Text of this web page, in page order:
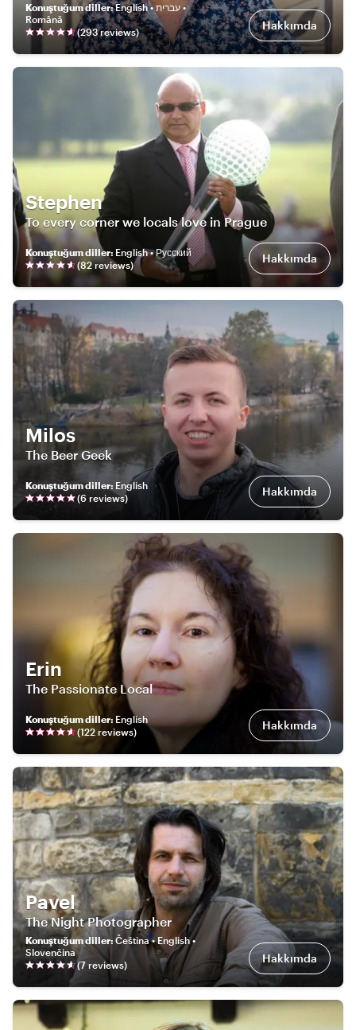
Konuştuğum diller:English • עברית •
Română
(293reviews) Hakkımda
Stephen
To every corner we locals love in Prague
Konuştuğum diller: English • Русский
(82reviews) Hakkımda
Milos
The Beer Geek
Konuştuğum diller: English
(6 reviews) Hakkımda
Erin
The Passionate Local
Konuştuğum diller: English
(122 reviews) Hakkımda
Pavel
The Night Photographer
Konuştuğum diller: Čeština • English •
Slovenčina
(7 reviews) Hakkımda